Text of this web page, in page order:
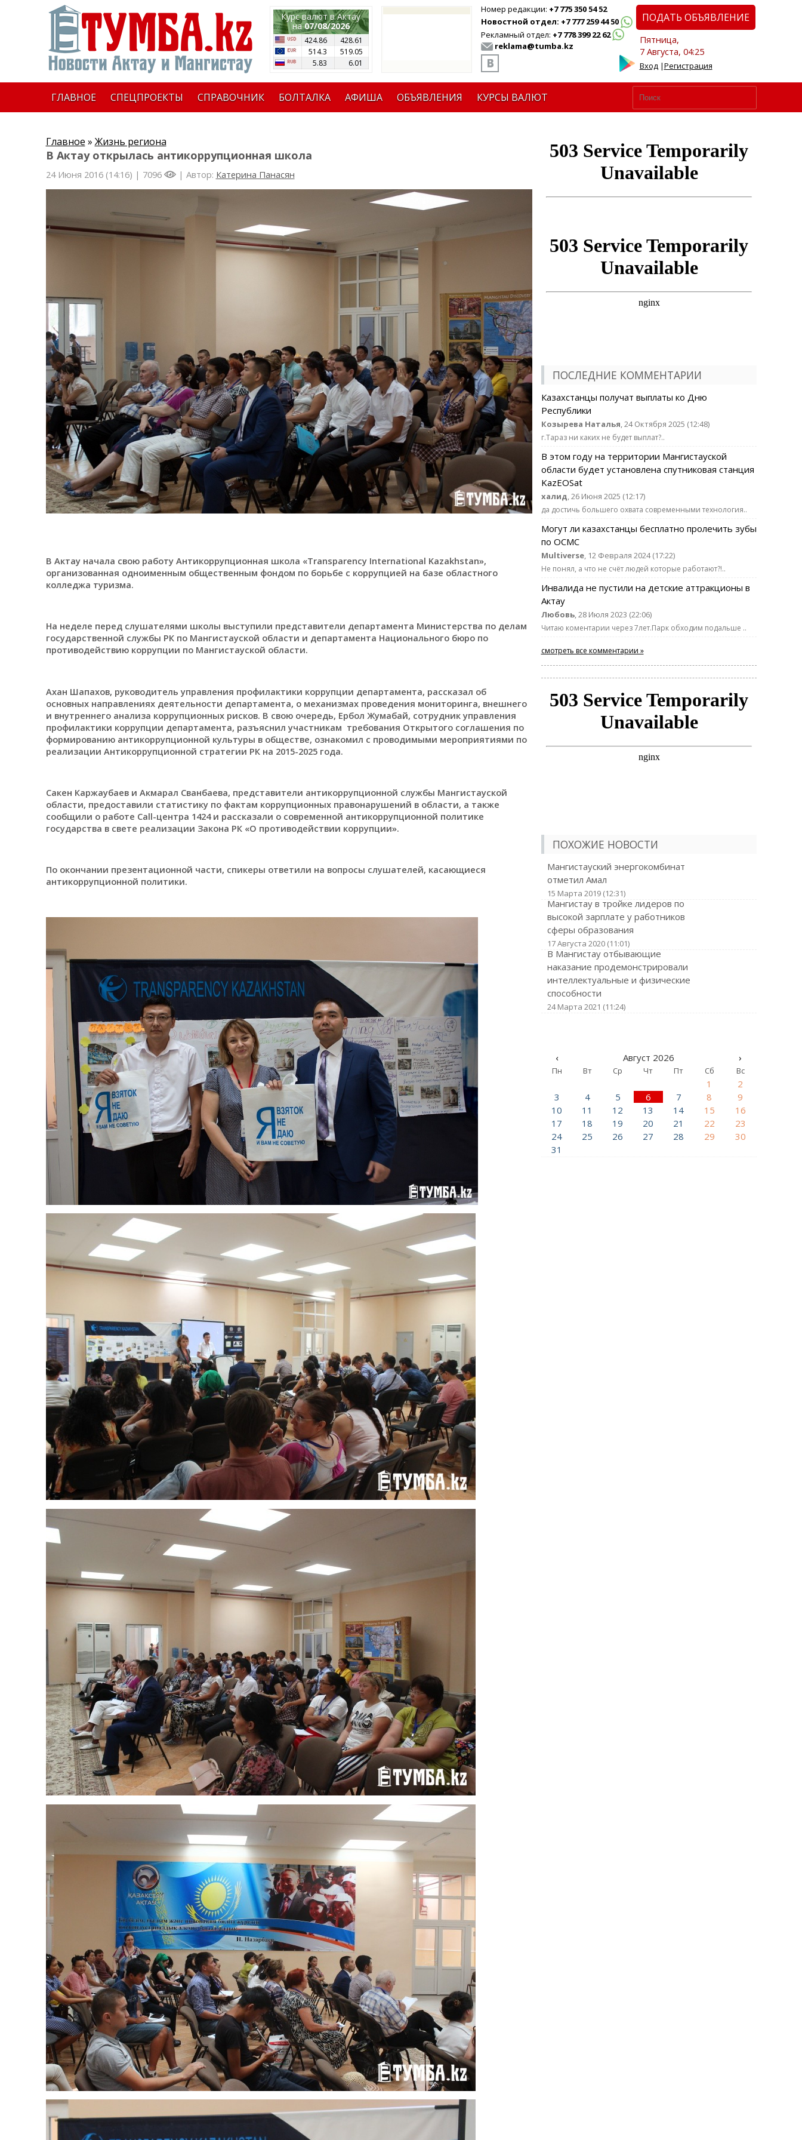
Курс валют в Актау
на07/08/2026
424.86
428.61
514.3
519.05
5.83
6.01
Номер редакции: +7 775 350 54 52
Новостной отдел: +7 777 259 44 50
Рекламный отдел: +7 778 399 22 62
reklama@tumba.kz
ПОДАТЬ ОБЪЯВЛЕНИЕ
Пятница,
7 Августа, 04:25
Вход|Регистрация
ГЛАВНОЕ СПЕЦПРОЕКТЫ СПРАВОЧНИК БОЛТАЛКА АФИША ОБЪЯВЛЕНИЯ КУРСЫ ВАЛЮТ
Главное » Жизнь региона
В Актау открылась антикоррупционная школа
24 Июня 2016 (14:16) | 7096 | Автор: Катерина Панасян
В Актау начала свою работу Антикоррупционная школа «Transparency International Kazakhstan»,
организованная одноименным общественным фондом по борьбе с коррупцией на базе областного
колледжа туризма.
На неделе перед слушателями школы выступили представители департамента Министерства по делам
государственной службы РК по Мангистауской области и департамента Национального бюро по
противодействию коррупции по Мангистауской области.
Ахан Шапахов, руководитель управления профилактики коррупции департамента, рассказал об
основных направлениях деятельности департамента, о механизмах проведения мониторинга, внешнего
и внутреннего анализа коррупционных рисков. В свою очередь, Ербол Жумабай, сотрудник управления
профилактики коррупции департамента, разъяснил участникам требования Открытого соглашения по
формированию антикоррупционной культуры в обществе, ознакомил с проводимыми мероприятиями по
реализации Антикоррупционной стратегии РК на 2015-2025 года.
Сакен Каржаубаев и Акмарал Сванбаева, представители антикоррупционной службы Мангистауской
области, предоставили статистику по фактам коррупционных правонарушений в области, а также
сообщили о работе Call-центра 1424 и рассказали о современной антикоррупционной политике
государства в свете реализации Закона РК «О противодействии коррупции».
По окончании презентационной части, спикеры ответили на вопросы слушателей, касающиеся
антикоррупционной политики.
ПОСЛЕДНИЕ КОММЕНТАРИИ
Казахстанцы получат выплаты ко Дню
Республики
Козырева Наталья, 24 Октября 2025 (12:48)
г.Тараз ни каких не будет выплат?..
В этом году на территории Мангистауской
области будет установлена спутниковая станция
KazEOSat
халид, 26 Июня 2025 (12:17)
да достичь большего охвата современными технология..
Могут ли казахстанцы бесплатно пролечить зубы
по ОСМС
Multiverse, 12 Февраля 2024 (17:22)
Не понял, а что не счёт людей которые работают?!..
Инвалида не пустили на детские аттракционы в
Актау
Любовь, 28 Июля 2023 (22:06)
Читаю коментарии через 7лет.Парк обходим подальше ..
смотреть все комментарии »
ПОХОЖИЕ НОВОСТИ
Мангистауский энергокомбинат
отметил Амал
15 Марта 2019 (12:31)
Мангистау в тройке лидеров по
высокой зарплате у работников
сферы образования
17 Августа 2020 (11:01)
В Мангистау отбывающие
наказание продемонстрировали
интеллектуальные и физические
способности
24 Марта 2021 (11:24)
‹ Август 2026 ›
Пн Вт Ср Чт Пт Сб Вс
1
2
3
4 5 6 7 8
9
10
11 12 13 14 15
16
17
18 19 20 21 22
23
24
25 26 27 28 29
30
31